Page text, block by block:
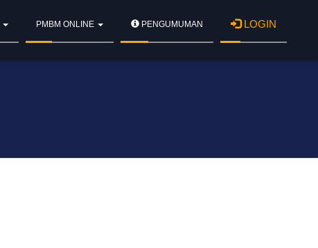
PMBM ONLINE PENGUMUMAN LOGIN